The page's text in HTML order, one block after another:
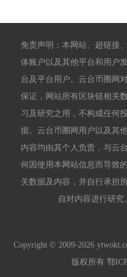
免责声明：本网站、超链接
体账户以及其他平台和用户
台及平台用户。云台币圈网
保证，网站所有区块链相关
习及研究之用，不构成任何
据。云台币圈网用户以及其
内容均由其个人负责，与云
何因使用本网站信息而导致
关数据及内容，并自行承担
自对内容进行研究
Copyright © 2009-2026
版权所有 鄂